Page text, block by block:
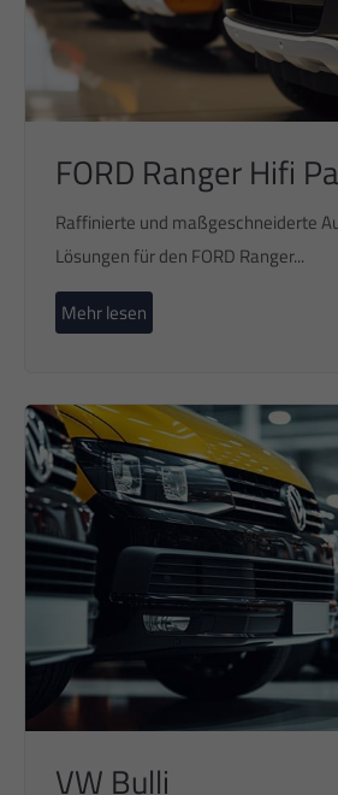
FORD Ranger Hifi
Raffinierte und maßgeschneiderte
Lösungen für den FORD Ranger...
Mehr lesen
VW Bulli